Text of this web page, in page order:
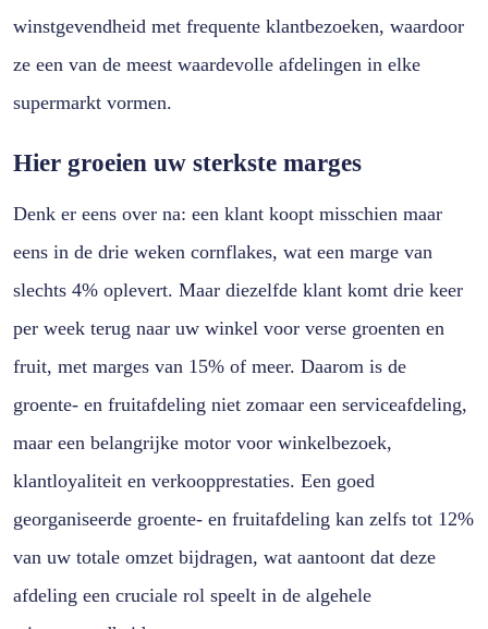
winstgevendheid met frequente klantbezoeken, waardoor
ze een van de meest waardevolle afdelingen in elke
supermarkt vormen.
Hier groeien uw sterkste marges
Denk er eens over na: een klant koopt misschien maar
eens in de drie weken cornflakes, wat een marge van
slechts 4% oplevert. Maar diezelfde klant komt drie keer
per week terug naar uw winkel voor verse groenten en
fruit, met marges van 15% of meer. Daarom is de
groente- en fruitafdeling niet zomaar een serviceafdeling,
maar een belangrijke motor voor winkelbezoek,
klantloyaliteit en verkoopprestaties. Een goed
georganiseerde groente- en fruitafdeling kan zelfs tot 12%
van uw totale omzet bijdragen, wat aantoont dat deze
afdeling een cruciale rol speelt in de algehele